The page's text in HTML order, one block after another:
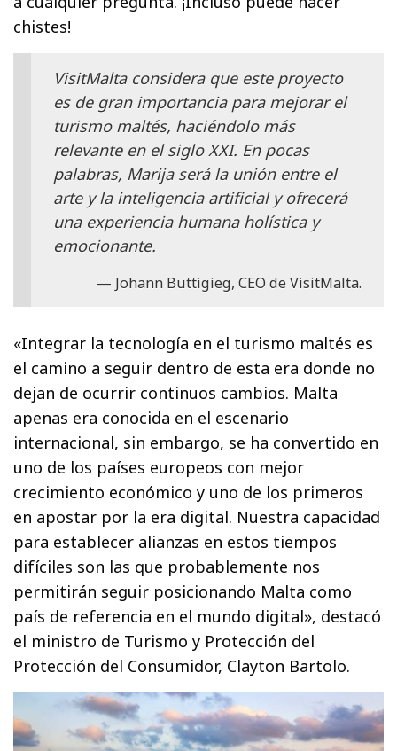
chistes!
VisitMalta considera que este proyecto
es de gran importancia para mejorar el
turismo maltés, haciéndolo más
relevante en el siglo XXI. En pocas
palabras, Marija será la unión entre el
arte y la inteligencia artificial y ofrecerá
una experiencia humana holística y
emocionante.
Johann Buttigieg, CEO de VisitMalta.
«Integrar la tecnología en el turismo maltés es
el camino a seguir dentro de esta era donde no
dejan de ocurrir continuos cambios. Malta
apenas era conocida en el escenario
internacional, sin embargo, se ha convertido en
uno de los países europeos con mejor
crecimiento económico y uno de los primeros
en apostar por la era digital. Nuestra capacidad
para establecer alianzas en estos tiempos
difíciles son las que probablemente nos
permitirán seguir posicionando Malta como
país de referencia en el mundo digital», destacó
el ministro de Turismo y Protección del
Protección del Consumidor, Clayton Bartolo.